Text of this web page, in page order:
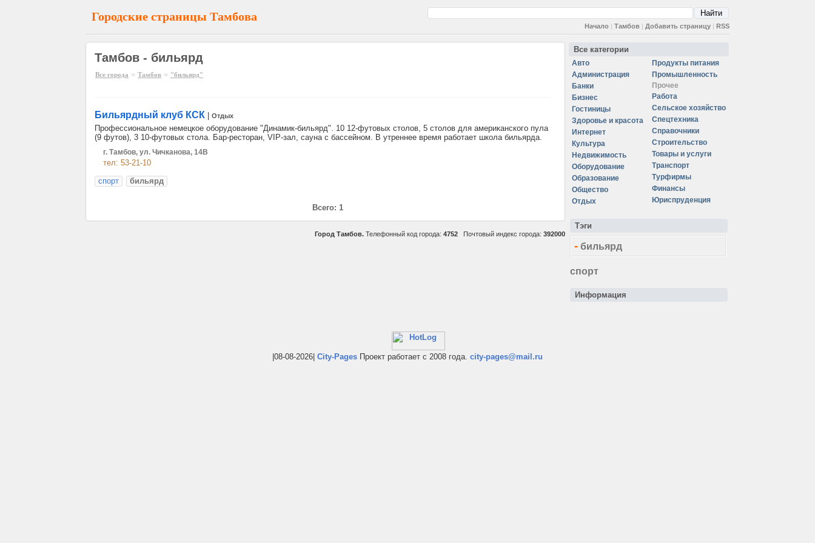
Городские страницы Тамбова
Начало | Тамбов | Добавить страницу | RSS
Тамбов - бильярд
Все города » Тамбов » "бильярд"
Бильярдный клуб КСК Отдых
Профессиональное немецкое оборудование "Динамик-бильярд". 10 12-футовых столов, 5 столов для американского пула
(9 футов), 3 10-футовых стола. Бар-ресторан, VIP-зал, сауна с бассейном. В утреннее время работает школа бильярда.
г. Тамбов, ул. Чичканова, 14В
тел: 53-21-10
спорт
бильярд
Всего: 1
Город Тамбов. Телефонный код города: 4752 Почтовый индекс города: 392000
Все категории
Авто
Администрация
Банки
Бизнес
Гостиницы
Здоровье и красота
Интернет
Культура
Недвижимость
Оборудование
Образование
Общество
Отдых
Продукты питания
Промышленность
Прочее
Работа
Сельское хозяйство
Спецтехника
Справочники
Строительство
Товары и услуги
Транспорт
Турфирмы
Финансы
Юриспруденция
Тэги
- бильярд
спорт
Информация
|08-08-2026| City-Pages Проект работает с 2008 года. city-pages@mail.ru